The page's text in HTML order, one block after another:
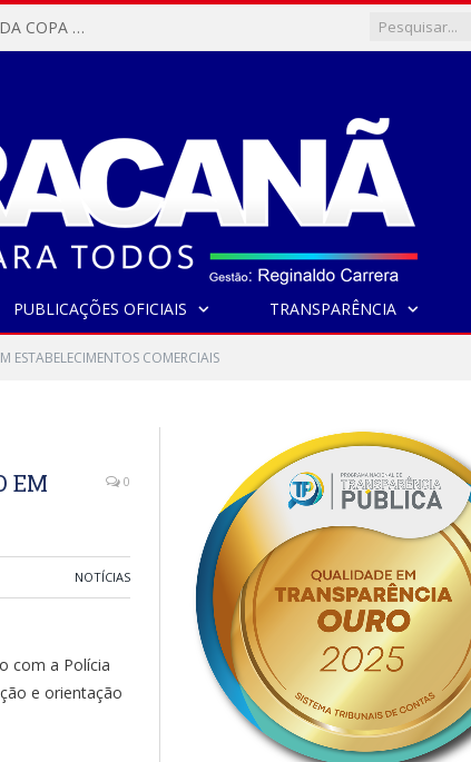
MARACANÃ SAI NA FRENTE NA DISPUTA PELO TÍTULO DA COPA PARÁ SUB-17!
PUBLICAÇÕES OFICIAIS TRANSPARÊNCIA
ESTABELECIMENTOS COMERCIAIS
EM
0
NOTÍCIAS
com a Polícia
e orientação